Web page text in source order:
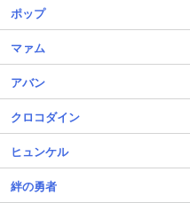
ポップ
マァム
アバン
クロコダイン
ヒュンケル
絆の勇者